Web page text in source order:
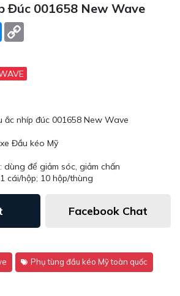
Đúc 001658 New Wave
Messenger
ắc nhíp đúc 001658 New Wave
Đầu kéo Mỹ
dùng để giảm sóc, giảm chấn
cái/hộp; 10 hộp/thùng
Facebook Chat
Phụ tùng đầu kéo Mỹ toàn quốc